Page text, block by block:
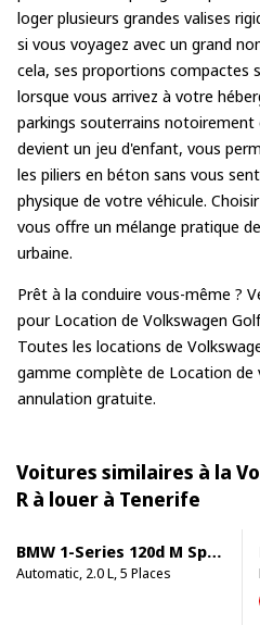
loger plusieurs grandes valises
si vous voyagez avec un grand
cela, ses proportions compactes
lorsque vous arrivez à votre
parkings souterrains
devient un jeu d'enfant, vous
les piliers en béton sans vous
physique de votre véhicule.
vous offre un mélange pratique
urbaine.
Prêt à la conduire vous-même ?
pour Location de Volkswagen
Toutes les locations de
gamme complète de Location de
annulation gratuite.
Voitures similaires à la
R à louer à Tenerife
BMW 1-Series 120d M Sport Pro
Automatic, 2.0 L, 5 Places